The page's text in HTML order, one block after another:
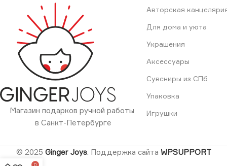
Магазин подарков ручной работы
в Санкт-Петербурге
Авторская
Для дома и уюта
Украшения
Аксессуары
Сувениры из СПб
Упаковка
Игрушки
© 2025 Ginger Joys. Поддержка сайта WPSUPPORT
0